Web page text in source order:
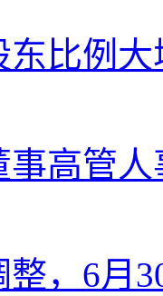
东比例
事高管
，6月